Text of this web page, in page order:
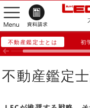
不動産鑑定士とは 初
不動産鑑定